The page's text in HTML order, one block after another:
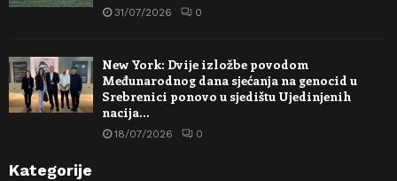
31/07/2026 0
New York: Dvije izložbe povodom
Međunarodnog dana sjećanja na genocid u
Srebrenici ponovo u sjedištu Ujedinjenih
nacija…
18/07/2026 0
Kategorije